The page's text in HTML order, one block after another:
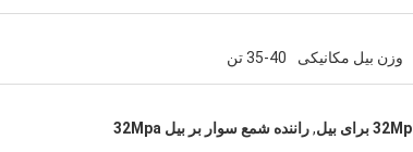
وزن بیل مکانیکی 35-40 تن
,راننده شمع سوار بر بیل 32Mpa